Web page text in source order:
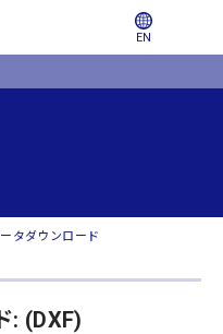
EN
タダウンロード
: (DXF)